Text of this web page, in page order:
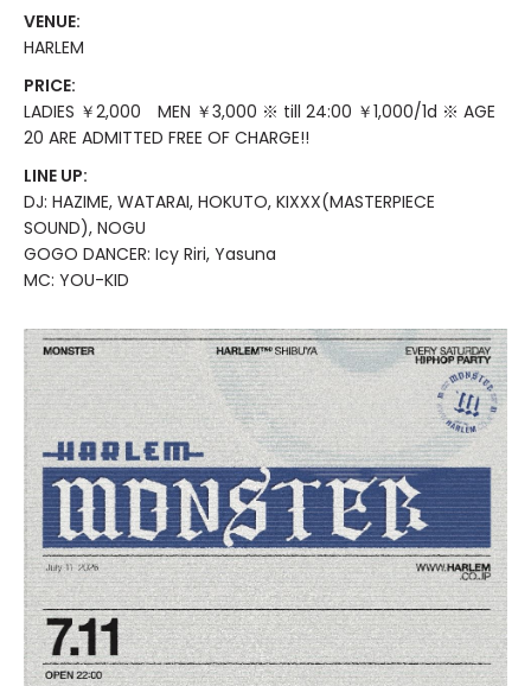
VENUE:
HARLEM
PRICE:
LADIES ￥2,000 MEN ￥3,000 ※ till 24:00 ￥1,000/1d ※ AGE
20 ARE ADMITTED FREE OF CHARGE!!
LINE UP:
DJ: HAZIME, WATARAI, HOKUTO, KIXXX(MASTERPIECE
SOUND), NOGU
GOGO DANCER: Icy Riri, Yasuna
MC: YOU-KID